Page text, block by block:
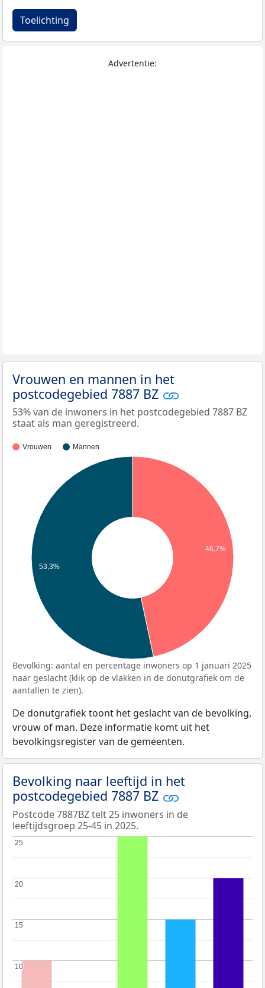
Toelichting
Advertentie:
Vrouwen en mannen in het
postcodegebied 7887 BZ
53% van de inwoners in het postcodegebied 7887 BZ
staat als man geregistreerd.
Vrouwen Mannen
46,7%
53,3%
Bevolking: aantal en percentage inwoners op 1 januari 2025
naar geslacht (klik op de vlakken in de donutgrafiek om de
aantallen te zien).
De donutgrafiek toont het geslacht van de bevolking,
vrouw of man. Deze informatie komt uit het
bevolkingsregister van de gemeenten.
Bevolking naar leeftijd in het
postcodegebied 7887 BZ
Postcode 7887BZ telt 25 inwoners in de
leeftijdsgroep 25-45 in 2025.
10
10
15
15
20
20
25
25